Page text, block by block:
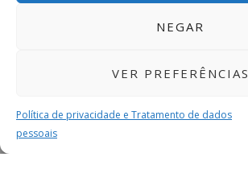
NEGAR
VER PREFERÊNCIAS
Política de privacidade e Tratamento de dados
pessoais